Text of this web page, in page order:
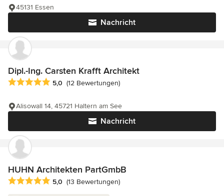
Nachricht
45131 Essen
Dipl.-Ing. Carsten Krafft Architekt
Durchschnittliche Bewertung: 5 von 5 Sternen
5,0 (12 Bewertungen)
Nachricht
Alisowall 14, 45721 Haltern am See
HUHN Architekten PartGmbB
Durchschnittliche Bewertung: 5 von 5 Sternen
5,0 (13 Bewertungen)